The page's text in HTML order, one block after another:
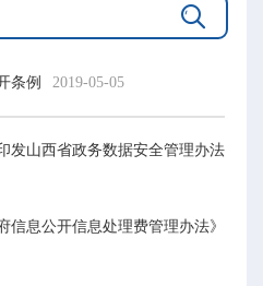

条例 2019-05-05
发山西省政务数据安全管理办法
信息公开信息处理费管理办法》